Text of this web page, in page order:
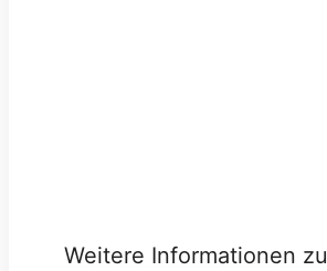
Weitere Informationen